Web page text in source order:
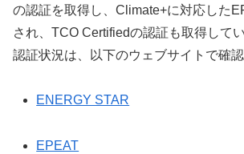
の認証を取得し、Climate+に対応した
され、TCO Certifiedの認証も取得して
認証状況は、以下のウェブサイトで確認
ENERGY STAR
EPEAT